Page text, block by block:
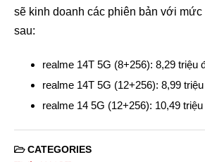
sẽ kinh doanh các phiên bản với
sau:
realme 14T 5G (8+256): 8,29 triệu
realme 14T 5G (12+256): 8,99
realme 14 5G (12+256): 10,49
CATEGORIES